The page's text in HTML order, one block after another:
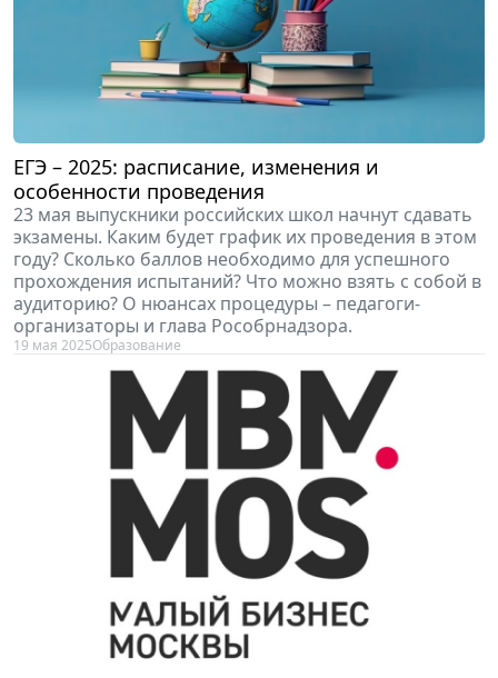
ЕГЭ – 2025: расписание, изменения и
особенности проведения
23 мая выпускники российских школ начнут сдавать
экзамены. Каким будет график их проведения в этом
году? Сколько баллов необходимо для успешного
прохождения испытаний? Что можно взять с собой в
аудиторию? О нюансах процедуры – педагоги-
организаторы и глава Рособрнадзора.
19 мая 2025Образование